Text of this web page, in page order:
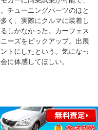
チューニングパーツのほと
く、実際にクルマに装着し
しかなかった。カーフェス
ーズをピックアップ。出展
トにしたという。気になっ
に体感してほしい。